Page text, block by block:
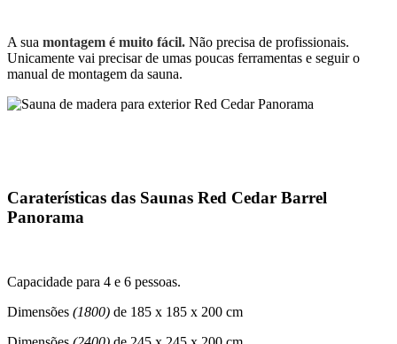
A sua montagem é muito fácil. Não precisa de profissionais.
Unicamente vai precisar de umas poucas ferramentas e seguir o
manual de montagem da sauna.
Caraterísticas das Saunas Red Cedar Barrel
Panorama
Capacidade para 4 e 6 pessoas.
Dimensões (1800) de 185 x 185 x 200 cm